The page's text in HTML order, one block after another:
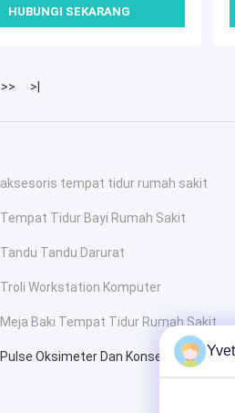
HUBUNGI SEKARANG
>> >|
aksesoris tempat tidur rumah sakit
Tempat Tidur Bayi Rumah Sakit
Tandu Tandu Darurat
Troli Workstation Komputer
Meja Baki Tempat Tidur Rumah Sakit
Pulse Oksimeter Dan Konsentrator